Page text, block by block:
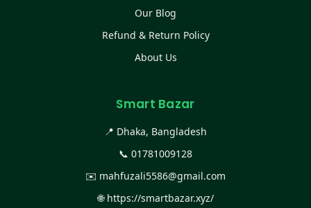
Our Blog
Refund & Return Policy
About Us
Smart Bazar
📍 Dhaka, Bangladesh
📞 01781009128
✉️ mahfuzali5586@gmail.com
🌐 https://smartbazar.xyz/